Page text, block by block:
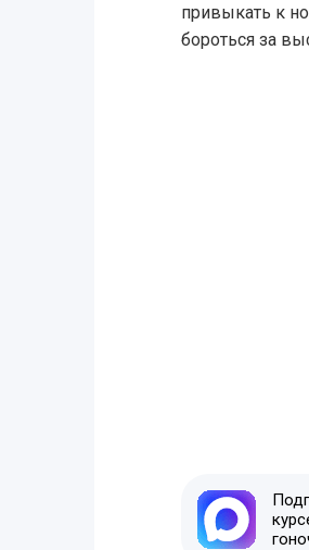
привыкать к
бороться за